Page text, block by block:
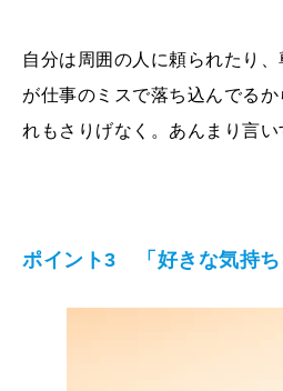
自分は周囲の人に頼られたり
が仕事のミスで落ち込んでる
れもさりげなく。あんまり言
ポイント3 「好きな気持ち